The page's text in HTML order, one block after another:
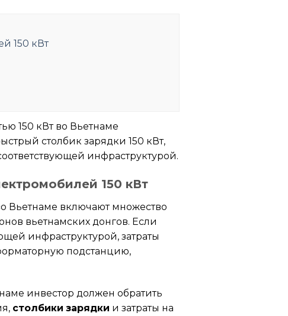
150 кВт
150 кВт во Вьетнаме
столбик зарядки 150 кВт,
инфраструктурой.
150 кВт
Вьетнаме включают множество
вьетнамских донгов. Если
инфраструктурой, затраты
подстанцию,
инвестор должен обратить
столбики зарядки и затраты на